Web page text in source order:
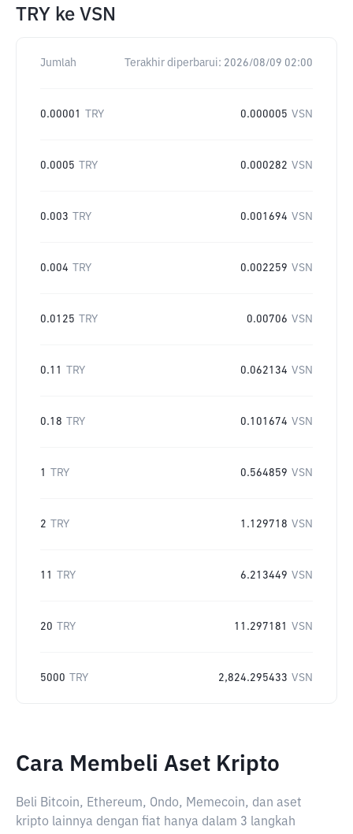
TRY ke VSN
Jumlah Terakhir diperbarui: 2026/08/09 02:00
0.00001 TRY 0.000005 VSN
0.0005 TRY 0.000282 VSN
0.003 TRY 0.001694 VSN
0.004 TRY 0.002259 VSN
0.0125 TRY 0.00706 VSN
0.11 TRY 0.062134 VSN
0.18 TRY 0.101674 VSN
1 TRY 0.564859 VSN
2 TRY 1.129718 VSN
11 TRY 6.213449 VSN
20 TRY 11.297181 VSN
5000 TRY 2,824.295433 VSN
Cara Membeli Aset Kripto
Beli Bitcoin, Ethereum, Ondo, Memecoin, dan aset
kripto lainnya dengan fiat hanya dalam 3 langkah